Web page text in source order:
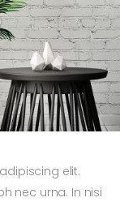
elit.
nec urna. In nisi